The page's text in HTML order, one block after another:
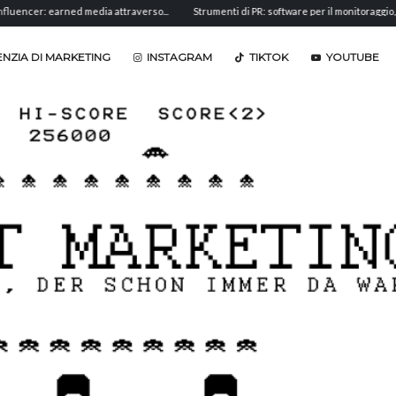
earned media attraverso... Strumenti di PR: software per il monitoraggio,...
DI MARKETING INSTAGRAM TIKTOK YOUTUBE